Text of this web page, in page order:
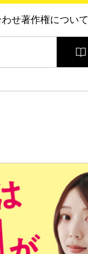
わせ著作権について